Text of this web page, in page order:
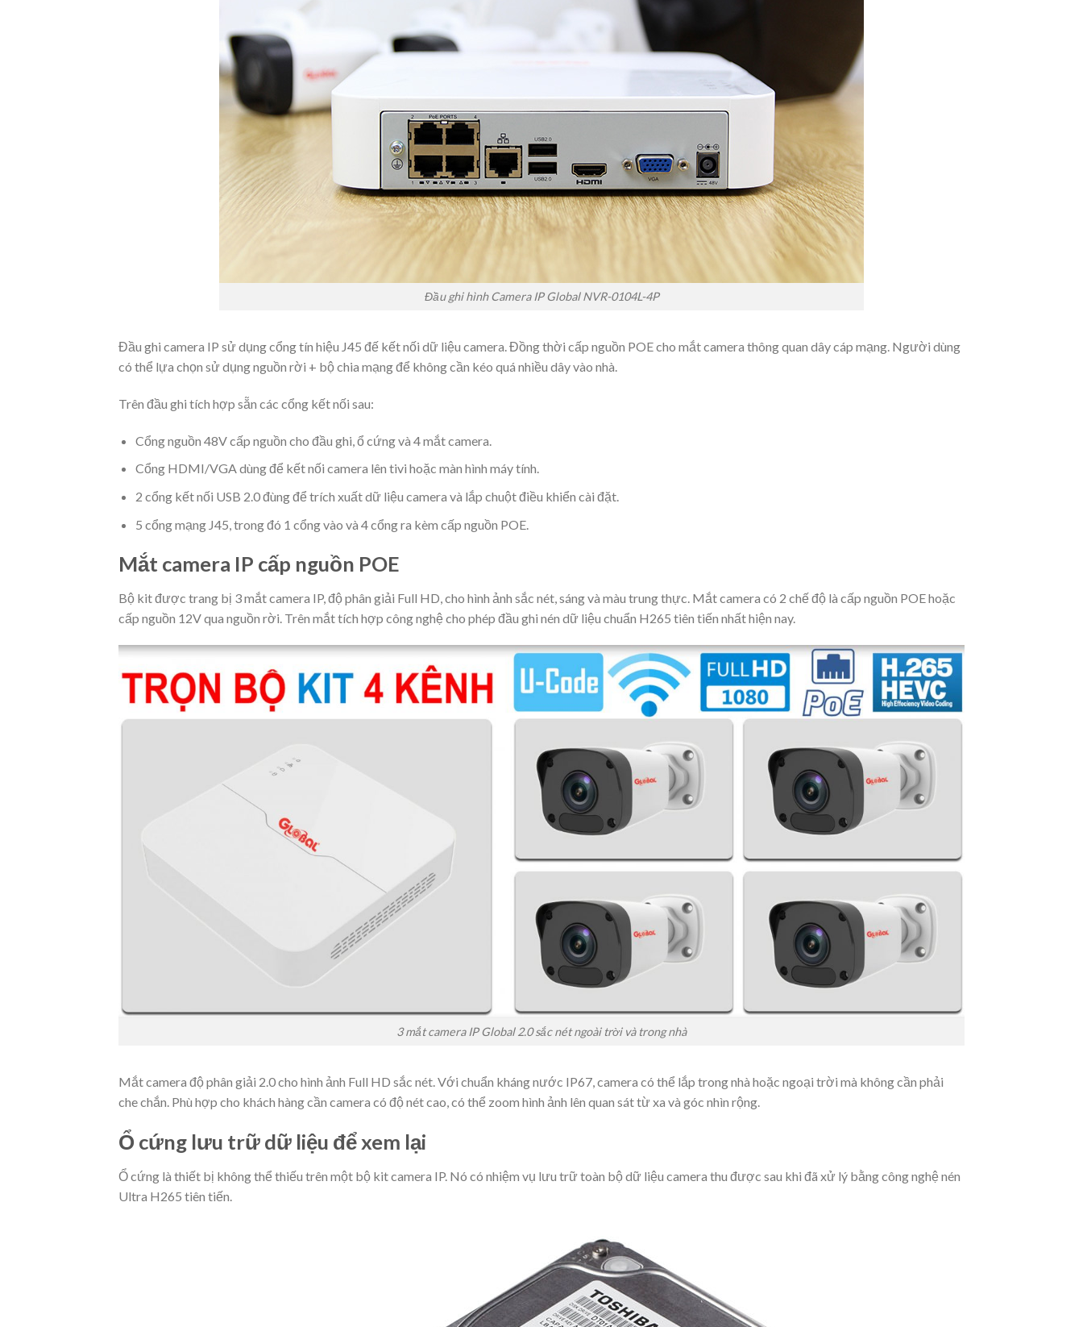
Đầu ghi hình Camera IP Global NVR-0104L-4P
Đầu ghi camera IP sử dụng cổng tín hiệu J45 đế kết nối dữ liệu camera. Đồng thời cấp nguồn POE cho mắt camera thông quan dây cáp mạng. Người dùng
có thể lựa chọn sử dụng nguồn rời + bộ chia mạng để không cần kéo quá nhiều dây vào nhà.
Trên đầu ghi tích hợp sẵn các cổng kết nối sau:
Cổng nguồn 48V cấp nguồn cho đầu ghi, ổ cứng và 4 mắt camera.
Cổng HDMI/VGA dùng để kết nối camera lên tivi hoặc màn hình máy tính.
2 cổng kết nối USB 2.0 đùng để trích xuất dữ liệu camera và lắp chuột điều khiển cài đặt.
5 cổng mạng J45, trong đó 1 cổng vào và 4 cổng ra kèm cấp nguồn POE.
Mắt camera IP cấp nguồn POE
Bộ kit được trang bị 3 mắt camera IP, độ phân giải Full HD, cho hình ảnh sắc nét, sáng và màu trung thực. Mắt camera có 2 chế độ là cấp nguồn POE hoặc
cấp nguồn 12V qua nguồn rời. Trên mắt tích hợp công nghệ cho phép đầu ghi nén dữ liệu chuẩn H265 tiên tiến nhất hiện nay.
3 mắt camera IP Global 2.0 sắc nét ngoài trời và trong nhà
Mắt camera độ phân giải 2.0 cho hình ảnh Full HD sắc nét. Với chuẩn kháng nước IP67, camera có thể lắp trong nhà hoặc ngoại trời mà không cần phải
che chắn. Phù hợp cho khách hàng cần camera có độ nét cao, có thể zoom hình ảnh lên quan sát từ xa và góc nhìn rộng.
Ổ cứng lưu trữ dữ liệu để xem lại
Ổ cứng là thiết bị không thể thiếu trên một bộ kit camera IP. Nó có nhiệm vụ lưu trữ toàn bộ dữ liệu camera thu được sau khi đã xử lý bằng công nghệ nén
Ultra H265 tiên tiến.